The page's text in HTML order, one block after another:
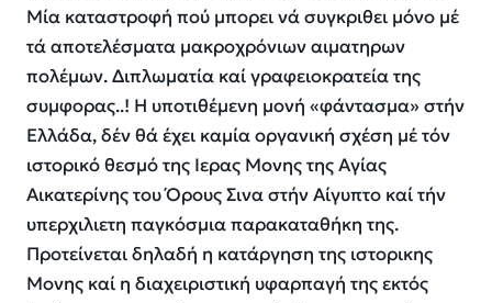
Μία καταστροφή πού μπορει νά συγκριθει μόνο μέ
τά αποτελέσματα μακροχρόνιων αιματηρων
πολέμων. Διπλωματία καί γραφειοκρατεία της
συμφορας..! Η υποτιθέμενη μονή «φάντασμα» στήν
Ελλάδα, δέν θά έχει καμία οργανική σχέση μέ τόν
ιστορικό θεσμό της Ιερας Μονης της Αγίας
Αικατερίνης του Όρους Σινα στήν Αίγυπτο καί τήν
υπερχιλιετη παγκόσμια παρακαταθήκη της.
Προτείνεται δηλαδή η κατάργηση της ιστορικης
Μονης καί η διαχειριστική υφαρπαγή της εκτός